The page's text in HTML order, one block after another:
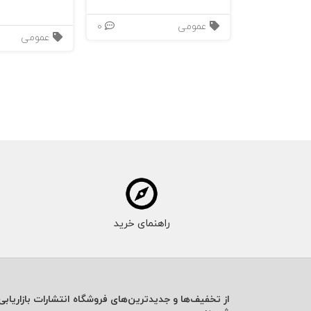
مهم‌ترین
در فروش‌های ارزش‌بالا، مشتری معمولاً چند
عمومی
عمومی
راهنمای خرید
از تخفیف‌ها و جدیدترین‌های فروشگاه انتشارات